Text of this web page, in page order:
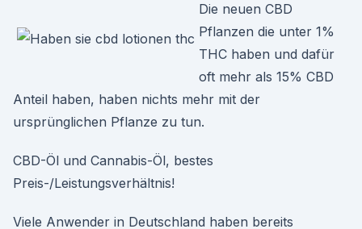
Die neuen CBD
Pflanzen die unter 1%
THC haben und dafür
oft mehr als 15% CBD
Anteil haben, haben nichts mehr mit der
ursprünglichen Pflanze zu tun.
CBD-Öl und Cannabis-Öl, bestes
Preis-/Leistungsverhältnis!
Viele Anwender in Deutschland haben bereits